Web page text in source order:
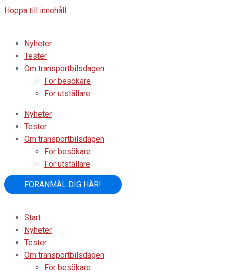
Hoppa till innehåll
Nyheter
Tester
Om transportbilsdagen
För besökare
För utställare
Nyheter
Tester
Om transportbilsdagen
För besökare
För utställare
FÖRANMÄL DIG HÄR!
Start
Nyheter
Tester
Om transportbilsdagen
För besökare